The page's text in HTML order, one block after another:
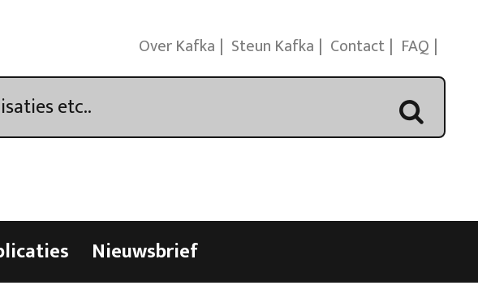
Over Kafka Steun Kafka Contact FAQ
Nieuwsbrief